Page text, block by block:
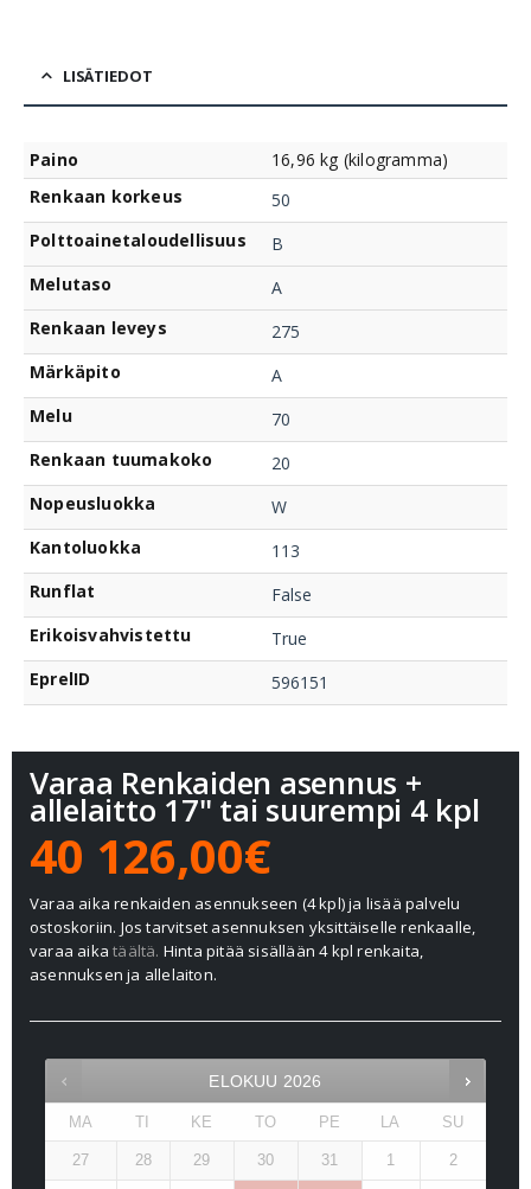
LISÄTIEDOT
Paino
16,96 kg (kilogramma)
Renkaan korkeus
50
Polttoainetaloudellisuus
B
Melutaso
A
Renkaan leveys
275
Märkäpito
A
Melu
70
Renkaan tuumakoko
20
Nopeusluokka
W
Kantoluokka
113
Runflat
False
Erikoisvahvistettu
True
EprelID
596151
Varaa Renkaiden asennus +
allelaitto 17" tai suurempi 4 kpl
40 126,00€
Varaa aika renkaiden asennukseen (4 kpl) ja lisää palvelu
ostoskoriin. Jos tarvitset asennuksen yksittäiselle renkaalle,
varaa aikatäältä. Hinta pitää sisällään 4 kpl renkaita,
asennuksen ja allelaiton.
ELOKUU 2026
MA TI KE TO PE LA SU
27 28 29 30 31 1 2